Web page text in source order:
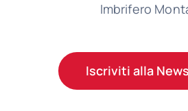
Imbrifero
Iscriviti alla